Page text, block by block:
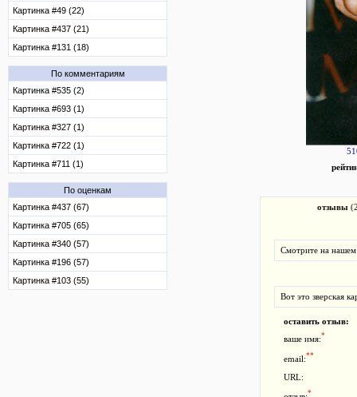
Картинка #49 (22)
Картинка #437 (21)
Картинка #131 (18)
По комментариям
Картинка #535 (2)
Картинка #693 (1)
Картинка #327 (1)
Картинка #722 (1)
Картинка #711 (1)
По оценкам
Картинка #437 (67)
Картинка #705 (65)
Картинка #340 (57)
Картинка #196 (57)
Картинка #103 (55)
отзывы
Смотрите на
Вот это зверская
оставить отзыв:
ваше имя:*
email:**
URL:
*